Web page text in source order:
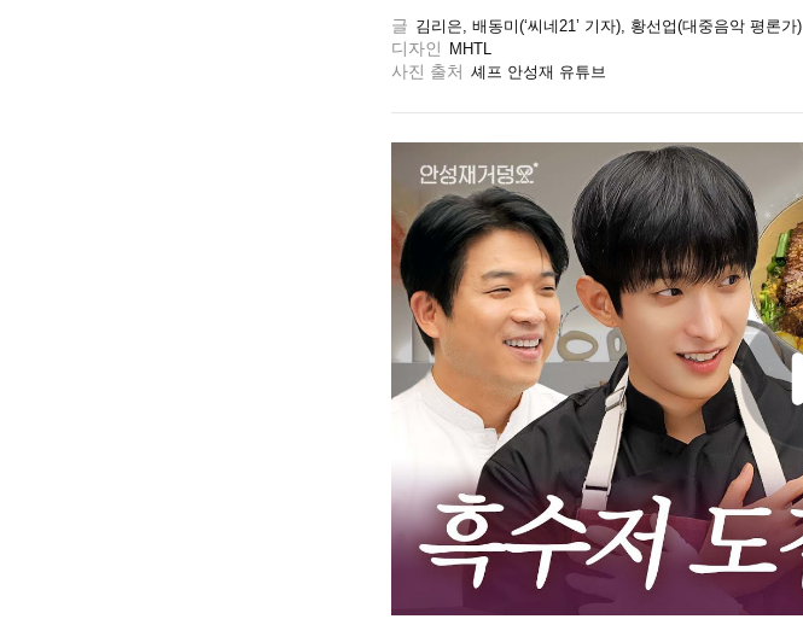
글 김리은, 배동미(‘씨네21’ 기자), 황선업(대중음악 평론가)
디자인 MHTL
사진 출처 셰프 안성재 유튜브